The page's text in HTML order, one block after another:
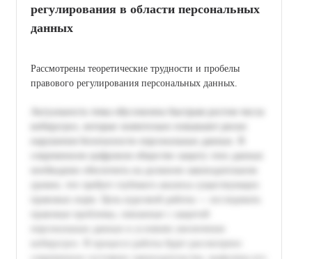
регулирования в области персональных
данных
Рассмотрены теоретические трудности и пробелы
правового регулирования персональных данных.